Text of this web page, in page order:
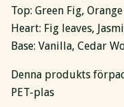
Top: Green Fig,
Heart: Fig leaves,
Base: Vanilla, Cedar
Denna produkts
PET-plas